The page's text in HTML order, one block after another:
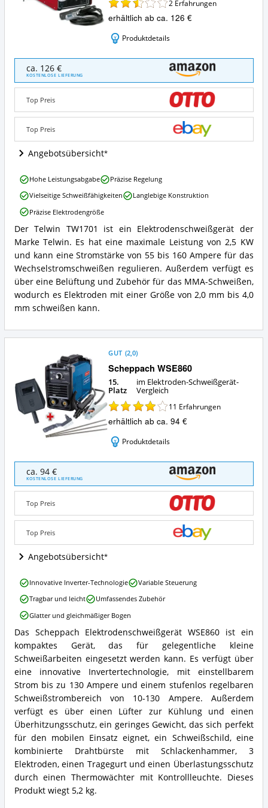
2 Erfahrungen
erhältlich ab ca. 126 €
Produktdetails
Telwin
TW1701
Angebote:
dieses
Elektroden-
Schweißgerät
erhältlich?
ca. 126 €
KOSTENLOSE LIEFERUNG
Top Preis
Top Preis
Angebotsübersicht
Telwin
TW1701
Zusammenfassung:
Was
bietet
dieses
Elektroden-
Schweißgerät?
Der Telwin TW1701 ist ein Elektrodenschweißgerät der
Marke Telwin. Es hat eine maximale Leistung von 2,5 KW
und kann eine Stromstärke von 55 bis 160 Ampere für das
Wechselstromschweißen regulieren. Außerdem verfügt es
über eine Belüftung und Zubehör für das MMA-Schweißen,
wodurch es Elektroden mit einer Größe von 2,0 mm bis 4,0
mm schweißen kann.
Telwin
TW1701
Vorteile:
Was
spricht
für
dieses
Elektroden-
Schweißgerät?
Hohe Leistungsabgabe
Präzise Regelung
Vielseitige Schweißfähigkeiten
Langlebige Konstruktion
Präzise Elektrodengröße
Scheppach WSE860
GUT (2,0)
15.
Platz
im Elektroden-Schweißgerät-
Vergleich
11 Erfahrungen
erhältlich ab ca. 94 €
Produktdetails
Scheppach
WSE860
Angebote:
dieses
Elektroden-
Schweißgerät
erhältlich?
ca. 94 €
KOSTENLOSE LIEFERUNG
Top Preis
Top Preis
Angebotsübersicht
Scheppach
WSE860
Zusammenfassung:
Was
bietet
dieses
Elektroden-
Schweißgerät?
Das Scheppach Elektrodenschweißgerät WSE860 ist ein
kompaktes Gerät, das für gelegentliche kleine
Schweißarbeiten eingesetzt werden kann. Es verfügt über
eine innovative Invertertechnologie, mit einstellbarem
Strom bis zu 130 Ampere und einem stufenlos regelbaren
Schweißstrombereich von 10-130 Ampere. Außerdem
verfügt es über einen Lüfter zur Kühlung und einen
Überhitzungsschutz, ein geringes Gewicht, das sich perfekt
für den mobilen Einsatz eignet, ein Schweißschild, eine
kombinierte Drahtbürste mit Schlackenhammer, 3
Elektroden, einen Tragegurt und einen Überlastungsschutz
durch einen Thermowächter mit Kontrollleuchte. Dieses
Produkt wiegt 5,2 kg.
Scheppach
WSE860
Vorteile:
Was
spricht
für
dieses
Elektroden-
Schweißgerät?
Innovative Inverter-Technologie
Variable Steuerung
Tragbar und leicht
Umfassendes Zubehör
Glatter und gleichmäßiger Bogen